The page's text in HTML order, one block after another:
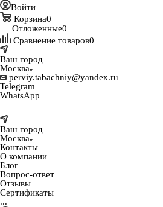
Войти
Корзина0
Отложенные0
Сравнение товаров0
Ваш город
Москва
perviy.tabachniy@yandex.ru
Telegram
WhatsApp
Ваш город
Москва
Контакты
О компании
Блог
Вопрос-ответ
Отзывы
Сертификаты
...